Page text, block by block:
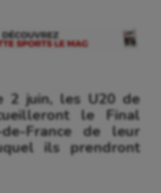
2 juin, les U20 de
le Final
France de leur
ils prendront